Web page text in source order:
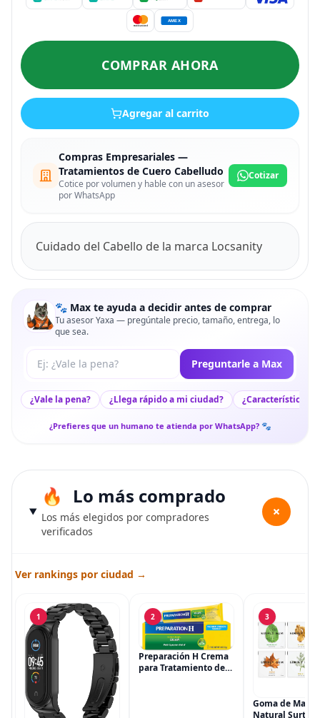
COMPRAR AHORA
Agregar al carrito
Compras Empresariales —
Tratamientos de Cuero Cabelludo
Cotice por volumen y hable con un asesor
por WhatsApp
Cotizar
Cuidado del Cabello de la marca Locsanity
🐾 Max te ayuda a decidir antes de comprar
Tu asesor Yaxa — pregúntale precio, tamaño, entrega, lo
que sea.
Tu pregunta a Max Preguntarle a Max
¿Vale la pena? ¿Llega rápido a mi ciudad? ¿Características
¿Prefieres que un humano te atienda por WhatsApp? 🐾
Lo más comprado
Los más elegidos por compradores
verificados
+
Ver rankings por ciudad →
1 2
Preparación H Crema
para Tratamiento de
3
Goma de
Natural